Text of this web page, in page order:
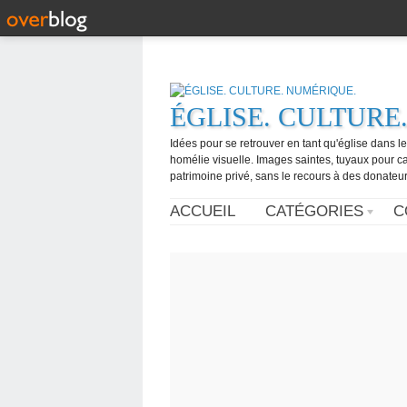
ÉGLISE.
Idées pour se retrouver en tant qu'église dans
homélie visuelle. Images saintes, tuyaux pour
patrimoine privé, sans le recours à des
ACCUEIL CATÉGORIES